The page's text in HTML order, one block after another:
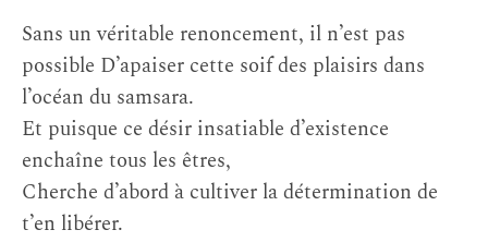
Sans un véritable renoncement, il n’est pas
possible D’apaiser cette soif des plaisirs dans
l’océan du samsara.
Et puisque ce désir insatiable d’existence
enchaîne tous les êtres,
Cherche d’abord à cultiver la détermination de
t’en libérer.